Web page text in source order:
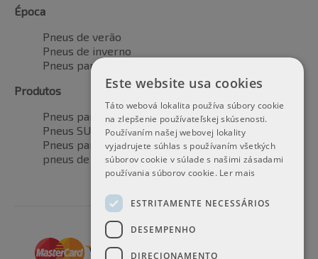
Época
Pneus de verão
Pneus de inverno
Pneus para todas as estações
Produtos
Pneus para automóveis
Pneus SUV / 4x4
Pneus para veículos de transporte
pneus de motocicleta
Este website usa cookies
Táto webová lokalita používa súbory cookie
na zlepšenie používateľskej skúsenosti.
Používaním našej webovej lokality
vyjadrujete súhlas s používaním všetkých
súborov cookie v súlade s našimi zásadami
používania súborov cookie. Ler mais
ESTRITAMENTE NECESSÁRIOS
DESEMPENHO
DIRECIONAMENTO